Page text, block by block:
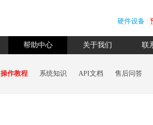
硬件设备
帮助中心 关于我们 联
操作教程 系统知识 API文档 售后问答